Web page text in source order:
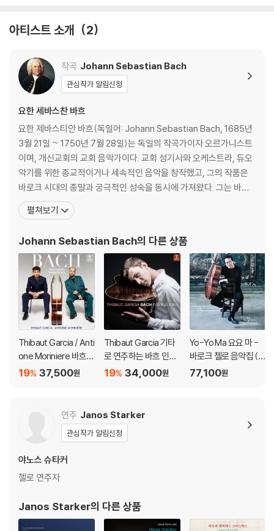
아티스트 소개 2
작곡 Johann Sebastian Bach
관심작가 알림신청
요한 세바스찬 바흐
요한 제바스티안 바흐(독일어: Johann Sebastian Bach, 1685년
3월 21일 ~ 1750년 7월 28일)는 독일의 작곡가이자 오르가니스트
이며, 개신교회의 교회 음악가이다. 교회 성기사와 오케스트라, 듀오
악기를 위한 종교적이거나 세속적인 음악을 창작했고, 그의 작품은
바로크 시대의 종말과 궁극적인 성숙을 동시에 가져왔다. 그는 바로
크 시대의 최후에 위치하는 대가로서, 일반적인 작품은 독일음악의
전통에 깊이 뿌리박고 있을 뿐 아니라, 그 위에 이탈리아나 프랑스의
였다. 종교적 작품은 기존 구교 음
펼쳐보기
Johann Sebastian Bach의 다른 상품
Thibaut Garcia / Anti
one Moriniere 바흐:
골드베르크 변주곡 (B
37,500원
19%
Thibaut Garcia 기타
로 연주하는 바흐 인스
퍼레이션 (Bach Inspir
34,000원
19%
Yo-Yo Ma 요요 마 -
바로크 첼로 음악집 (Si
mply Baroque) [청록
77,100원
연주 Janos Starker
관심작가 알림신청
야노스 슈타커
첼로 연주자
Janos Starker의 다른 상품